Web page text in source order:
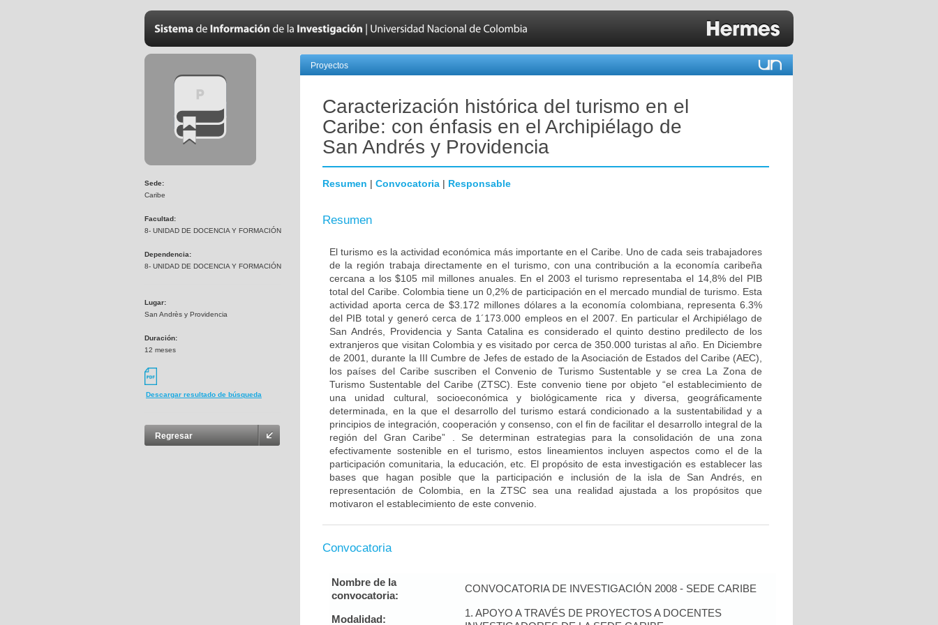
Sede:
Caribe
Facultad:
8- UNIDAD DE DOCENCIA Y FORMACIÓN
Dependencia:
8- UNIDAD DE DOCENCIA Y FORMACIÓN
Lugar:
San Andrès y Providencia
Duración:
12 meses
Descargar resultado de búsqueda
Regresar
Proyectos
Caracterización histórica del turismo en el
Caribe: con énfasis en el Archipiélago de
San Andrés y Providencia
Resumen | Convocatoria | Responsable
Resumen
El turismo es la actividad económica más importante en el Caribe. Uno de cada seis trabajadores
de la región trabaja directamente en el turismo, con una contribución a la economía caribeña
cercana a los $105 mil millones anuales. En el 2003 el turismo representaba el 14,8% del PIB
total del Caribe. Colombia tiene un 0,2% de participación en el mercado mundial de turismo. Esta
actividad aporta cerca de $3.172 millones dólares a la economía colombiana, representa 6.3%
del PIB total y generó cerca de 1´173.000 empleos en el 2007. En particular el Archipiélago de
San Andrés, Providencia y Santa Catalina es considerado el quinto destino predilecto de los
extranjeros que visitan Colombia y es visitado por cerca de 350.000 turistas al año. En Diciembre
de 2001, durante la III Cumbre de Jefes de estado de la Asociación de Estados del Caribe (AEC),
los países del Caribe suscriben el Convenio de Turismo Sustentable y se crea La Zona de
Turismo Sustentable del Caribe (ZTSC). Este convenio tiene por objeto “el establecimiento de
una unidad cultural, socioeconómica y biológicamente rica y diversa, geográficamente
determinada, en la que el desarrollo del turismo estará condicionado a la sustentabilidad y a
principios de integración, cooperación y consenso, con el fin de facilitar el desarrollo integral de la
región del Gran Caribe” . Se determinan estrategias para la consolidación de una zona
efectivamente sostenible en el turismo, estos lineamientos incluyen aspectos como el de la
participación comunitaria, la educación, etc. El propósito de esta investigación es establecer las
bases que hagan posible que la participación e inclusión de la isla de San Andrés, en
representación de Colombia, en la ZTSC sea una realidad ajustada a los propósitos que
motivaron el establecimiento de este convenio.
Convocatoria
Nombre de la
convocatoria:
CONVOCATORIA DE INVESTIGACIÓN 2008 - SEDE CARIBE
Modalidad:
1. APOYO A TRAVÉS DE PROYECTOS A DOCENTES